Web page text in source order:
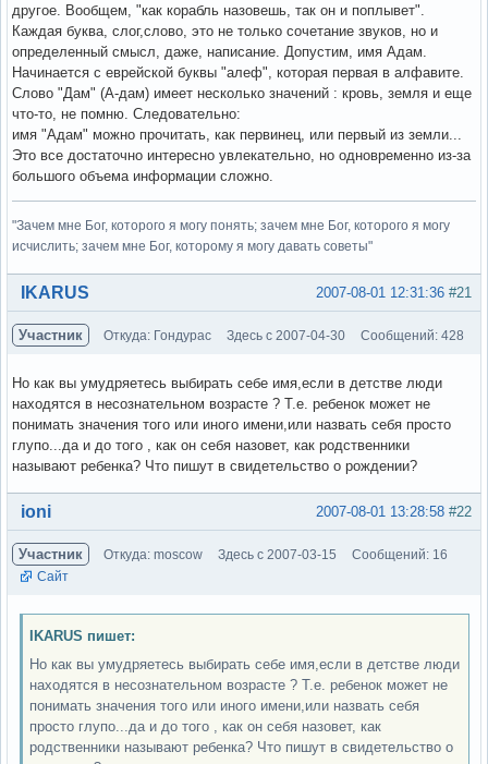
другое. Вообщем, "как корабль назовешь, так он и поплывет".
Каждая буква, слог,слово, это не только сочетание звуков, но и
определенный смысл, даже, написание. Допустим, имя Адам.
Начинается с еврейской буквы "алеф", которая первая в алфавите.
Слово "Дам" (А-дам) имеет несколько значений : кровь, земля и еще
что-то, не помню. Следовательно:
имя "Адам" можно прочитать, как первинец, или первый из земли...
Это все достаточно интересно увлекательно, но одновременно из-за
большого объема информации сложно.
"Зачем мне Бог, которого я могу понять; зачем мне Бог, которого я могу
исчислить; зачем мне Бог, которому я могу давать советы"
Вне форума #21
2007-08-01 12:31:36
IKARUS
Участник Откуда: Гондурас Здесь с 2007-04-30 Сообщений: 428
Но как вы умудряетесь выбирать себе имя,если в детстве люди
находятся в несознательном возрасте ? Т.е. ребенок может не
понимать значения того или иного имени,или назвать себя просто
глупо...да и до того , как он себя назовет, как родственники
называют ребенка? Что пишут в свидетельство о рождении?
Вне форума #22
2007-08-01 13:28:58
ioni
Участник Откуда: moscow Здесь с 2007-03-15
Сообщений: 16
Сайт
IKARUS пишет:
Но как вы умудряетесь выбирать себе имя,если в детстве люди
находятся в несознательном возрасте ? Т.е. ребенок может не
понимать значения того или иного имени,или назвать себя
просто глупо...да и до того , как он себя назовет, как
родственники называют ребенка? Что пишут в свидетельство о